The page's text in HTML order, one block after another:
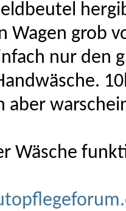
Wagen grob
nur den
aber
Wäsche